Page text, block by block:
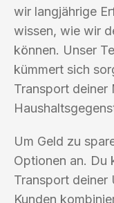
wir langjährige
wissen, wie wir
können. Unser
kümmert sich
Transport deiner
Um Geld zu
Optionen an. Du
Transport deiner
Kunden